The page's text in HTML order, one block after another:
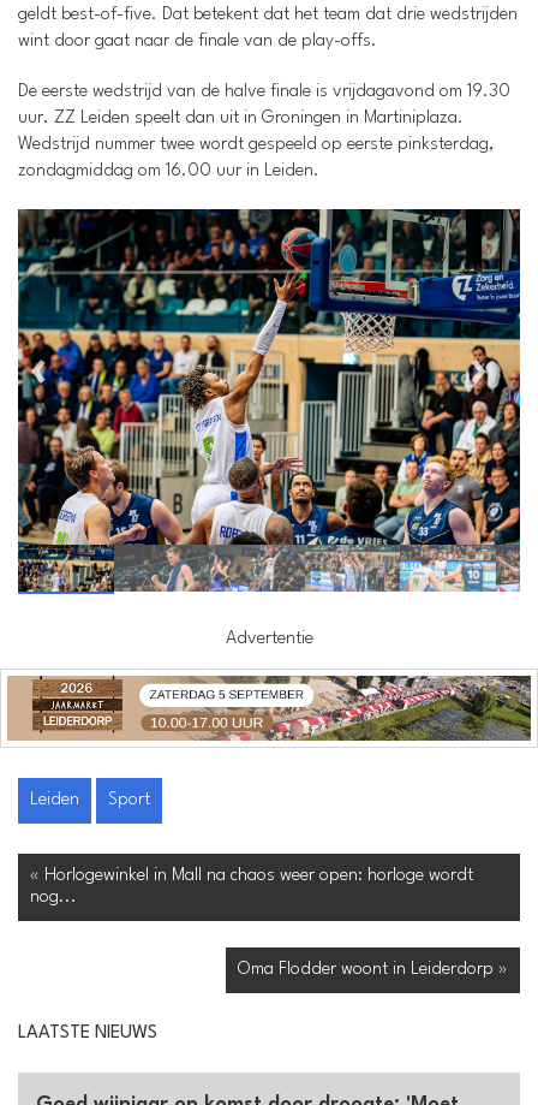
geldt best-of-five. Dat betekent dat het team dat drie wedstrijden
wint door gaat naar de finale van de play-offs.
De eerste wedstrijd van de halve finale is vrijdagavond om 19.30
uur. ZZ Leiden speelt dan uit in Groningen in Martiniplaza.
Wedstrijd nummer twee wordt gespeeld op eerste pinksterdag,
zondagmiddag om 16.00 uur in Leiden.
Advertentie
Leiden Sport
« Horlogewinkel in Mall na chaos weer open: horloge wordt
nog...
Oma Flodder woont in Leiderdorp »
LAATSTE NIEUWS